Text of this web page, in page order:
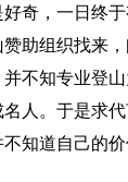
，一日终于
助组织找来
不知专业登
人。于是求
知道自己的